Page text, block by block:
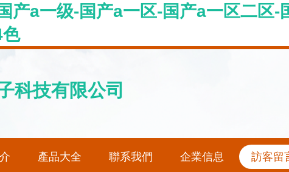
产a一级-国产a一区-国产a一区二
科技有限公司
產品大全 聯系我們 企業信息 訪客留